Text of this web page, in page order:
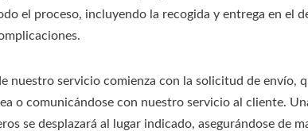
el proceso, incluyendo la recogida y entrega en el
nuestro servicio comienza con la solicitud de envío,
o comunicándose con nuestro servicio al cliente.
se desplazará al lugar indicado, asegurándose de